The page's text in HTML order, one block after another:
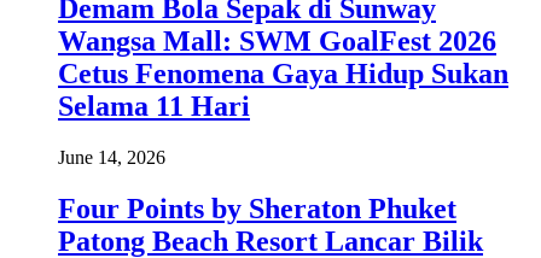
Demam Bola Sepak di Sunway
Wangsa Mall: SWM GoalFest 2026
Cetus Fenomena Gaya Hidup Sukan
Selama 11 Hari
June 14, 2026
Four Points by Sheraton Phuket
Patong Beach Resort Lancar Bilik